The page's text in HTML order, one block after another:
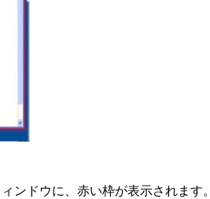
ンドウに、赤い枠が表示されま